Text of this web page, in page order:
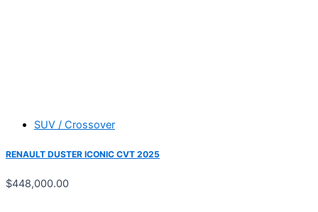
SUV / Crossover
RENAULT DUSTER ICONIC CVT 2025
$448,000.00